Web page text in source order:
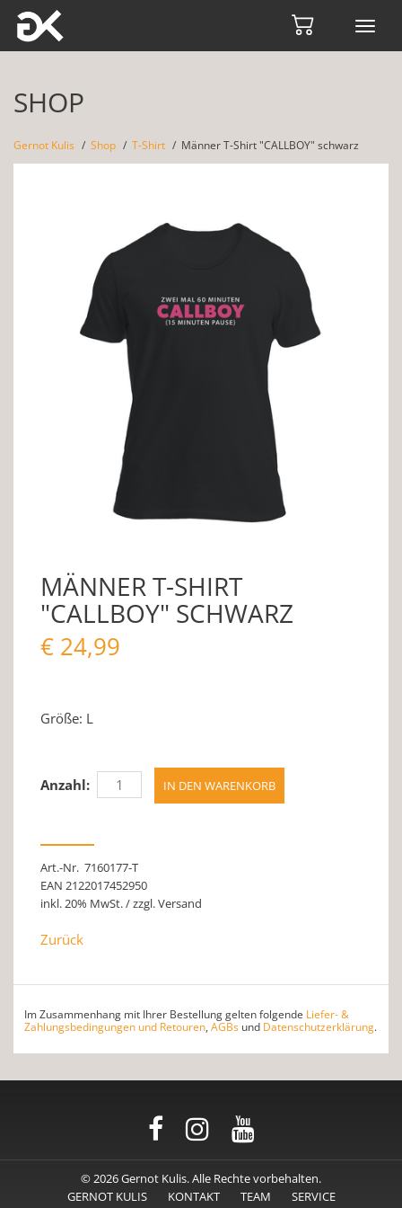
SHOP
Gernot Kulis Shop T-Shirt Männer T-Shirt "CALLBOY" schwarz
MÄNNER T-SHIRT
"CALLBOY" SCHWARZ
€ 24,99
Größe: L
Anzahl:
Art.-Nr. 7160177-T
EAN 2122017452950
inkl. 20% MwSt. / zzgl. Versand
Zurück
Im Zusammenhang mit Ihrer Bestellung gelten folgende Liefer- &
Zahlungsbedingungen und Retouren, AGBs und Datenschutzerklärung.
© 2026 Gernot Kulis. Alle Rechte vorbehalten.
GERNOT KULIS
KONTAKT TEAM
SERVICE